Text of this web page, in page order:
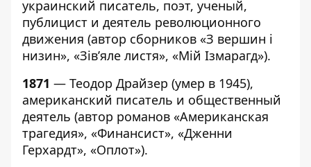
украинский писатель, поэт, ученый,
публицист и деятель революционного
движения (автор сборников «З вершин і
низин», «Зів’яле листя», «Мій Ізмарагд»).
1871 — Теодор Драйзер (умер в 1945),
американский писатель и общественный
деятель (автор романов «Американская
трагедия», «Финансист», «Дженни
Герхардт», «Оплот»).